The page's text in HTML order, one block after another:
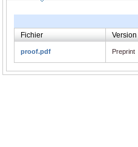
Fichier Version
proof.pdf Preprint